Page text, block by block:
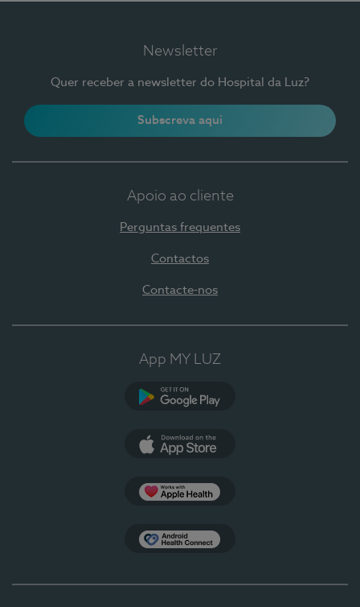
Newsletter
Quer receber a newsletter do Hospital da Luz?
Subscreva aqui
Apoio ao cliente
Perguntas frequentes
Contactos
Contacte-nos
App MY LUZ